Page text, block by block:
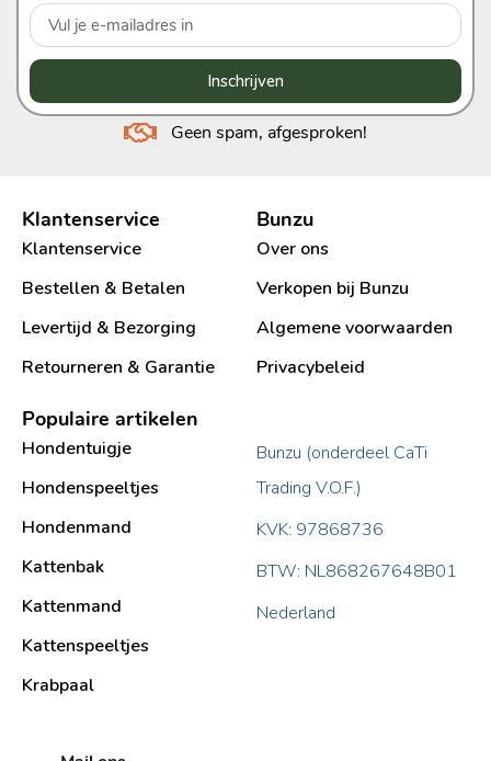
Inschrijven
Geen spam, afgesproken!
Klantenservice
Klantenservice
Bestellen & Betalen
Levertijd & Bezorging
Retourneren & Garantie
Bunzu
Over ons
Verkopen bij Bunzu
Algemene voorwaarden
Privacybeleid
Populaire artikelen
Hondentuigje
Hondenspeeltjes
Hondenmand
Kattenbak
Kattenmand
Kattenspeeltjes
Krabpaal​
Bunzu (onderdeel CaTi
Trading V.O.F.)
KVK: 97868736
BTW: NL868267648B01
Nederland